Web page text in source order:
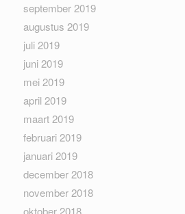
september 2019
augustus 2019
juli 2019
juni 2019
mei 2019
april 2019
maart 2019
februari 2019
januari 2019
december 2018
november 2018
oktober 2018